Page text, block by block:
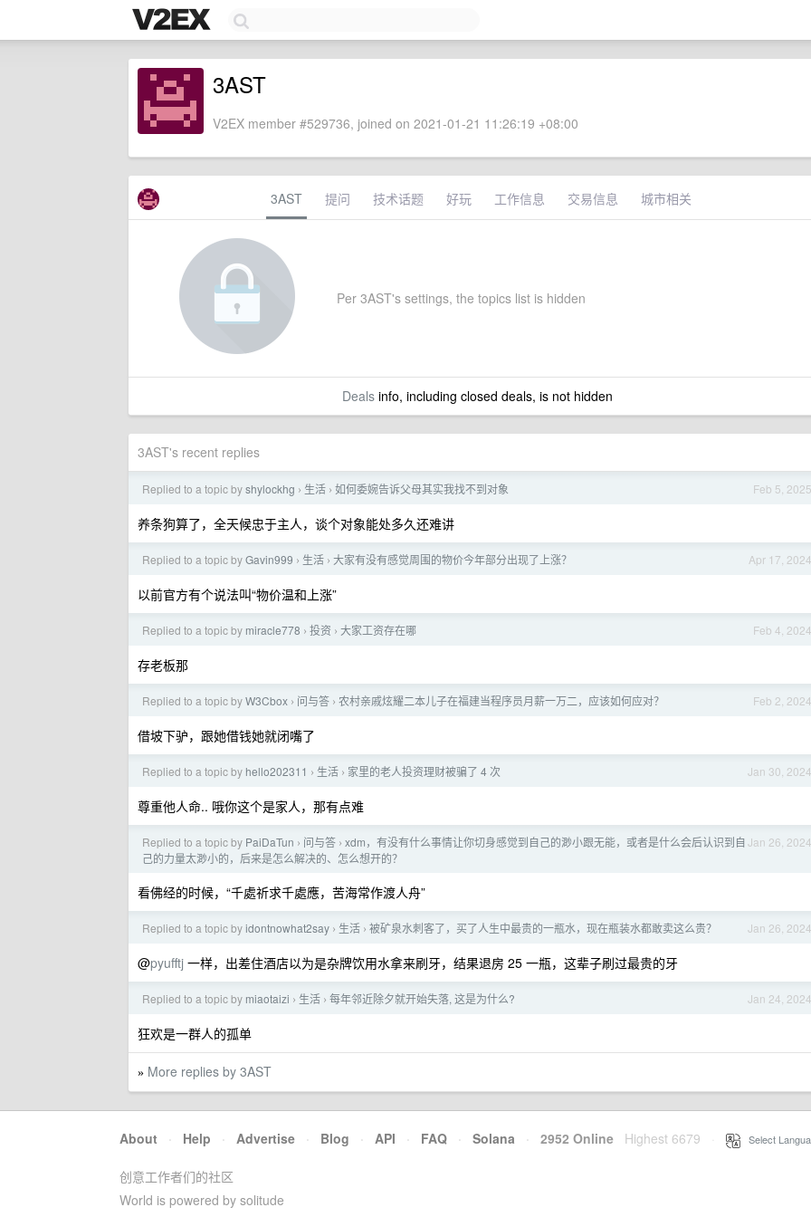
3AST
V2EX member #529736, joined on 2021-01-21 11:26:19 +08:00
3AST 提问 技术话题 好玩 工作信息 交易信息 城市相关
Per 3AST's settings, the topics list is hidden
Dealsinfo, including closed deals, is not hidden
3AST's recent replies
Feb 5, 2025
Replied to a topic byshylockhg › 生活 › 如何委婉告诉父母其实我找不到对象
养条狗算了，全天候忠于主人，谈个对象能处多久还难讲
Apr 17, 2024
Replied to a topic byGavin999 › 生活 › 大家有没有感觉周围的物价今年部分出现了上涨？
以前官方有个说法叫“物价温和上涨”
Feb 4, 2024
Replied to a topic by miracle778 › 投资 › 大家工资存在哪
存老板那
Feb 2, 2024
Replied to a topic byW3Cbox › 问与答 › 农村亲戚炫耀二本儿子在福建当程序员月薪一万二，应该如何应对？
借坡下驴，跟她借钱她就闭嘴了
Jan 30, 2024
Replied to a topic by hello202311 › 生活 › 家里的老人投资理财被骗了 4 次
尊重他人命.. 哦你这个是家人，那有点难
Jan 26, 2024
Replied to a topic by PaiDaTun › 问与答 › xdm，有没有什么事情让你切身感觉到自己的渺小跟无能，或者是什么会后认识到自
己的力量太渺小的，后来是怎么解决的、怎么想开的？
看佛经的时候，“千處祈求千處應，苦海常作渡人舟”
Jan 26, 2024
Replied to a topic byidontnowhat2say › 生活 › 被矿泉水刺客了，买了人生中最贵的一瓶水，现在瓶装水都敢卖这么贵？
@pyufftj 一样，出差住酒店以为是杂牌饮用水拿来刷牙，结果退房 25 一瓶，这辈子刷过最贵的牙
Jan 24, 2024
Replied to a topic by miaotaizi › 生活 › 每年邻近除夕就开始失落, 这是为什么?
狂欢是一群人的孤单
» More replies by 3AST
About · Help · Advertise · Blog · API · FAQ · Solana · 2952 Online Highest 6679 Select
创意工作者们的社区
World is powered by solitude